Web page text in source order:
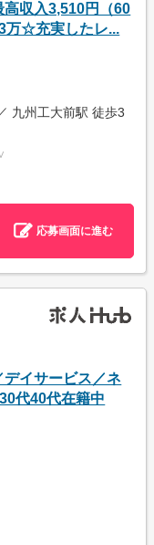
収入3,510円（60
万☆充実したレ...
九州工大前駅 徒歩3
応募画面に進む
イサービス／ネ
代40代在籍中